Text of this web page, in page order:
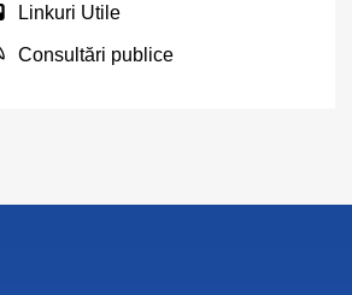
Linkuri Utile
Consultări publice